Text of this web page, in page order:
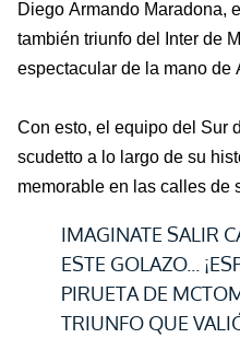
Diego Armando Maradona,
también triunfo del Inter de
espectacular de la mano de
Con esto, el equipo del Sur
scudetto a lo largo de su
memorable en las calles de
IMAGINATE SALIR
ESTE GOLAZO...
PIRUETA DE
TRIUNFO QUE